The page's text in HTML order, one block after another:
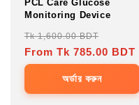
PCL Care Glucose
Monitoring Device
Regular
price
Tk 1,600.00 BDT
price
From Tk 785.00 BDT
অর্ডার করুন